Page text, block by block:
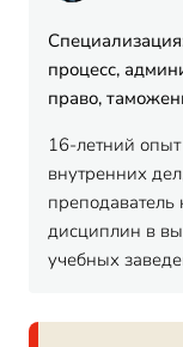
процесс,
право,
16-летний
внутренних
дисциплин в
учебных